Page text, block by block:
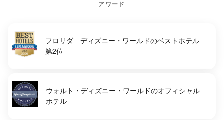
アワード
フロリダ ディズニー・ワールドのベストホテル
第2位
ウォルト・ディズニー・ワールドのオフィシャル
ホテル